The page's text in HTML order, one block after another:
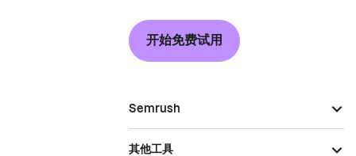
开始免费试用
Semrush
其他工具